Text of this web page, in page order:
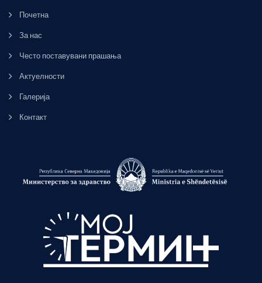
Почетна
За нас
Често поставувани прашања
Актуелности
Галерија
Контакт